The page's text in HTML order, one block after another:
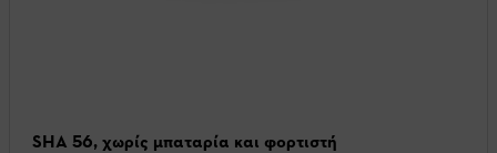
SHA 56, χωρίς μπαταρία και φορτιστή